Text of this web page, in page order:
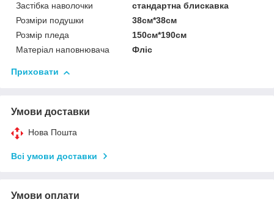
Застібка наволочки
стандартна блискавка
Розміри подушки
38см*38см
Розмір пледа
150см*190см
Матеріал наповнювача
Фліс
Приховати
Умови доставки
Нова Пошта
Всі умови доставки
Умови оплати